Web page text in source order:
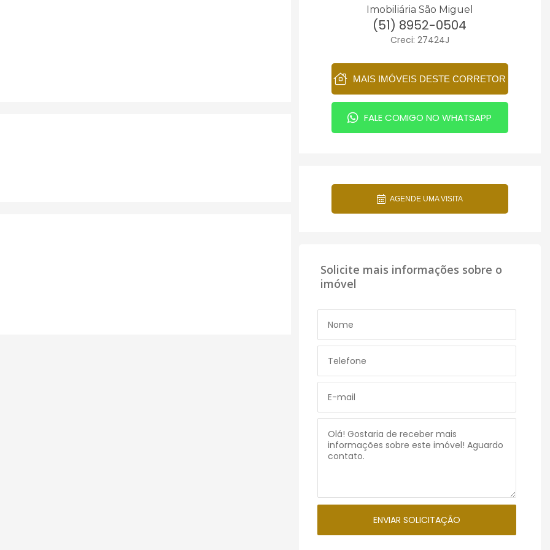
Imobiliária São Miguel
(51) 8952-0504
Creci: 27424J
MAIS IMÓVEIS DESTE CORRETOR
FALE COMIGO NO WHATSAPP
AGENDE UMA VISITA
Solicite mais informações sobre o
imóvel